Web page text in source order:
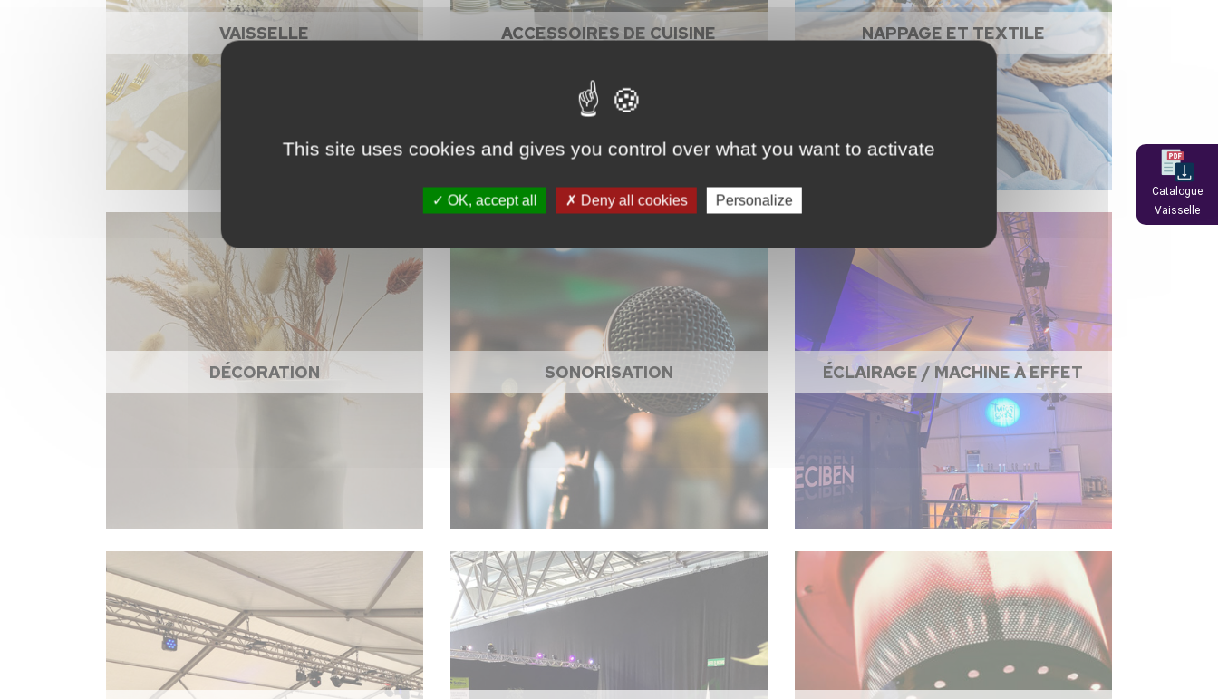
VAISSELLE ACCESSOIRES DE CUISINE NAPPAGE ET TEXTILE
DÉCORATION SONORISATION ÉCLAIRAGE / MACHINE À EFFET
Catalogue
Vaisselle
This site uses cookies and gives you control over what you want to activate
OK, accept all Deny all cookies Personalize